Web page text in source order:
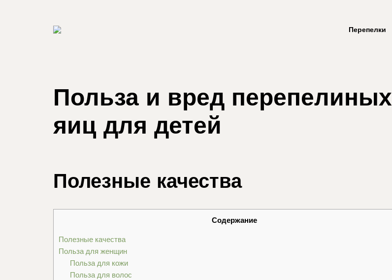
Перепелки
Польза и вред перепелиных
яиц для детей
Полезные качества
Содержание
Полезные качества
Польза для женщин
Польза для кожи
Польза для волос